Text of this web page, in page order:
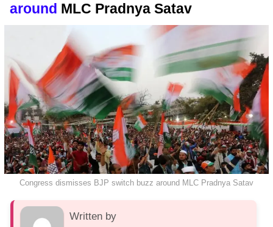
around MLC Pradnya Satav
Congress dismisses BJP switch buzz around MLC Pradnya Satav
Written by